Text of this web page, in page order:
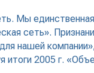
Мы
сеть».
нашей
2005 г.